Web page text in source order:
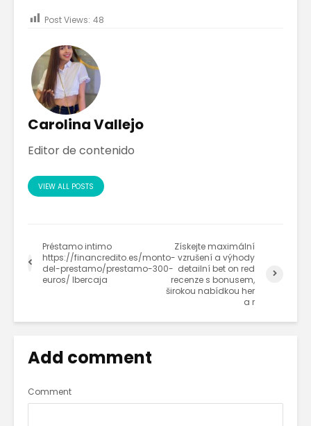
Post Views: 48
Carolina Vallejo
Editor de contenido
VIEW ALL POSTS
Préstamo intimo
https://financredito.es/monto-
del-prestamo/prestamo-300-
euros/ Ibercaja
Získejte maximální
vzrušení a výhody
detailní bet on red
recenze s bonusem,
širokou nabídkou her
a r
Add comment
Comment